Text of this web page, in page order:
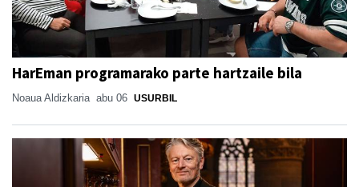
HarEman programarako parte hartzaile bila
Noaua Aldizkaria abu 06 USURBIL